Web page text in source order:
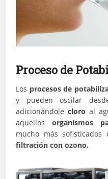
Proceso de
Los procesos de
y pueden oscilar
adicionándolecloro al
aquellosorganismos
mucho más sofisticados
filtración con ozono.